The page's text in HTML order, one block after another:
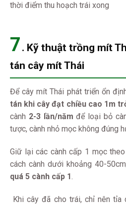
thời điểm thu hoạch trái xong
7 . Kỹ thuật trồng mít
tán cây mít Thái
Để cây mít Thái phát triển ổn
tán khi cây đạt chiều cao 1m
cành 2-3 lần/năm để loại bỏ
tược, cành nhỏ mọc không đúng
Giữ lại các cành cấp 1 mọc
cách cành dưới khoảng 40-
quá 5 cành cấp 1.
Khi cây đã cho trái, chỉ nên tỉa